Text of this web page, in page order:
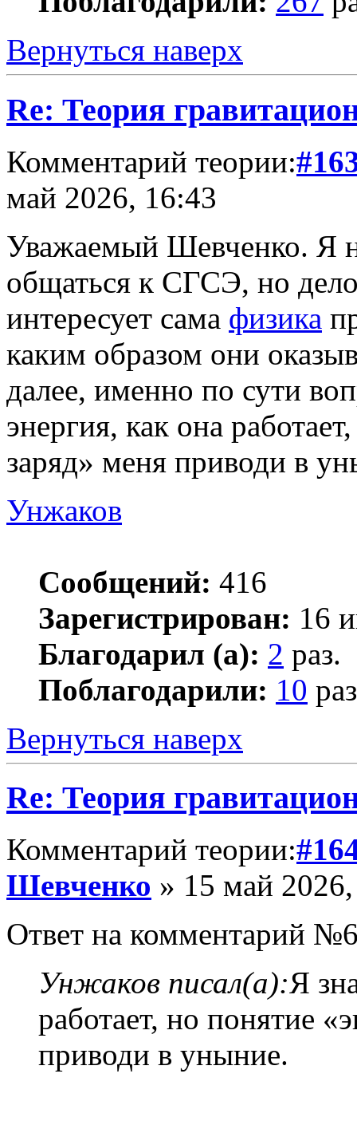
Вернуться наверх
Re: Теория
Комментарий теории:
май 2026, 16:43
Уважаемый Шевченко. Я
общаться к СГСЭ, но
интересует сама физика
каким образом они
далее, именно по сути
энергия, как она
заряд» меня приводи в
Унжаков
Сообщений: 416
Зарегистрирован: 16
Благодарил (а): 2 раз.
Поблагодарили: 10
Вернуться наверх
Re: Теория
Комментарий теории:
Шевченко » 15 май
Ответ на комментарий
Унжаков писал(а):Я
работает, но понятие
приводи в уныние.